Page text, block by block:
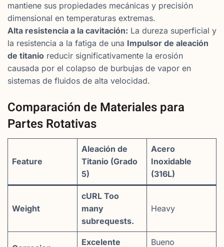
mantiene sus propiedades mecánicas y precisión
dimensional en temperaturas extremas.
Alta resistencia a la cavitación: La dureza superficial y
la resistencia a la fatiga de una Impulsor de aleación
de titanio reducir significativamente la erosión
causada por el colapso de burbujas de vapor en
sistemas de fluidos de alta velocidad.
Comparación de Materiales para
Partes Rotativas
Feature
Aleación de
Titanio (Grado
5)
Acero
Inoxidable
(316L)
Weight
cURL Too
many
subrequests.
Heavy
Excelente
Bueno